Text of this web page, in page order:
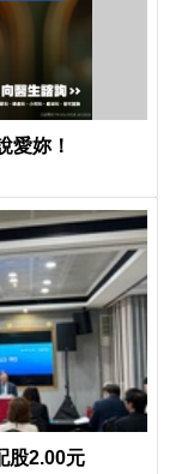
愛妳！
股2.00元